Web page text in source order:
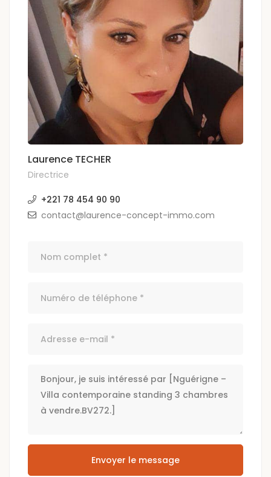
Laurence TECHER
Directrice
+221 78 454 90 90
contact@laurence-concept-immo.com
Envoyer le message